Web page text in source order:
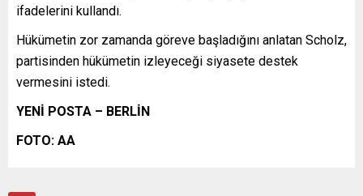
ifadelerini kullandı.
Hükümetin zor zamanda göreve başladığını anlatan Scholz,
partisinden hükümetin izleyeceği siyasete destek
vermesini istedi.
YENİ POSTA – BERLİN
FOTO: AA